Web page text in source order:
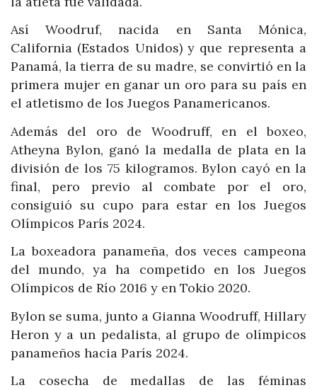
Así Woodruf, nacida en Santa Mónica,
California (Estados Unidos) y que representa a
Panamá, la tierra de su madre, se convirtió en la
primera mujer en ganar un oro para su país en
el atletismo de los Juegos Panamericanos.
Además del oro de Woodruff, en el boxeo,
Atheyna Bylon, ganó la medalla de plata en la
división de los 75 kilogramos. Bylon cayó en la
final, pero previo al combate por el oro,
consiguió su cupo para estar en los Juegos
Olímpicos París 2024.
La boxeadora panameña, dos veces campeona
del mundo, ya ha competido en los Juegos
Olímpicos de Río 2016 y en Tokio 2020.
Bylon se suma, junto a Gianna Woodruff, Hillary
Heron y a un pedalista, al grupo de olímpicos
panameños hacia París 2024.
La cosecha de medallas de las féminas